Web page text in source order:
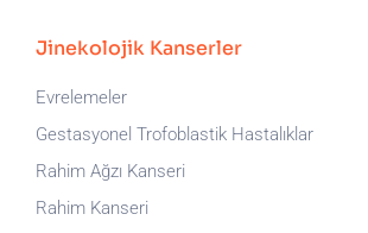
Jinekolojik Kanserler
Evrelemeler
Gestasyonel Trofoblastik Hastalıklar
Rahim Ağzı Kanseri
Rahim Kanseri